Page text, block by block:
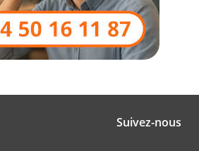
Suivez-nous